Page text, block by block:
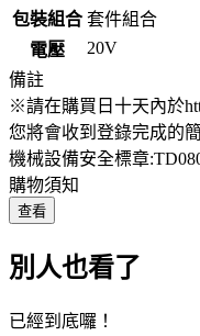
包裝組合 套件組合
電壓
20V
備註
※請在購買日十天內於
您將會收到登錄完成的
機械設備安全標章
購物須知
查看
別人也看了
已經到底囉！